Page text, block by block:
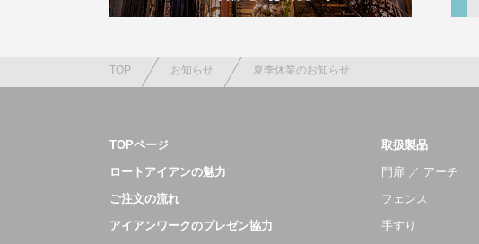
TOP お知らせ 夏季休業のお知らせ
TOPページ
ロートアイアンの魅力
ご注文の流れ
アイアンワークのプレゼン協力
取扱製品
門扉 ／ アーチ
フェンス
手すり